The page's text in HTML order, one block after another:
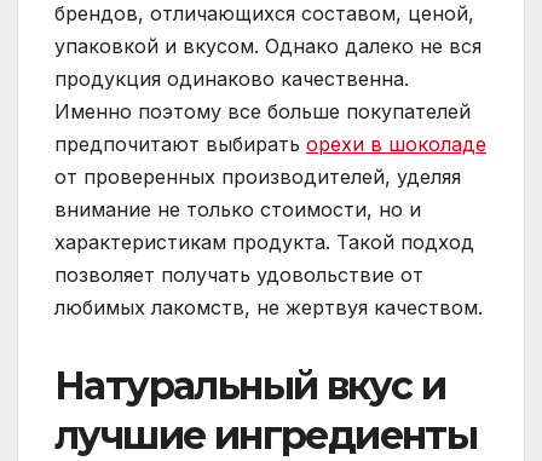
брендов, отличающихся составом, ценой,
упаковкой и вкусом. Однако далеко не вся
продукция одинаково качественна.
Именно поэтому все больше покупателей
предпочитают выбирать орехи в шоколаде
от проверенных производителей, уделяя
внимание не только стоимости, но и
характеристикам продукта. Такой подход
позволяет получать удовольствие от
любимых лакомств, не жертвуя качеством.
Натуральный вкус и
лучшие ингредиенты